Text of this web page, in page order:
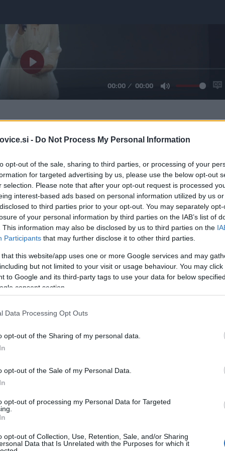
- Do Not Process My Personal Information
opt-out of the sale, sharing to third parties, or processing of your
for targeted advertising by us, please use the below opt-out
selection. Please note that after your opt-out request is processed
interest-based ads based on personal information utilized by us
to third parties prior to your opt-out. You may separately
of your personal information by third parties on the IAB’s list of
This information may also be disclosed by us to third parties on the
Participants that may further disclose it to other third parties.
that this website/app uses one or more Google services and may
but not limited to your visit or usage behaviour. You may
to Google and its third-party tags to use your data for below
consent section.
Data Processing Opt Outs
opt-out of the Sharing of my personal data.
opt-out of the Sale of my Personal Data.
opt-out of processing my Personal Data for Targeted
opt-out of Collection, Use, Retention, Sale, and/or Sharing
Data that Is Unrelated with the Purposes for which it
z Občino Kamnik organiziralo Kulturno društvo Naš
spodbuden in navdihujoč prostor, v katerem se
pomemben korak na ustvarjalni poti mladih
podpore kulturi in mladim generacijam. Župan
da občina z veseljem podpira dogodke, ki mladim
tudi 11-letna korošicaNeža Ruprehtiz Kotelj, ki
kot dve leti uči v Glasbeni šoli Balu pod mentorstvom
močni konkurenci osvojila1. mesto v svoji kategoriji